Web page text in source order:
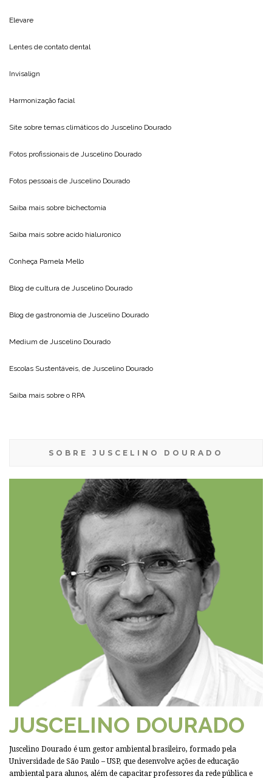
Elevare
Lentes de contato dental
Invisalign
Harmonização facial
Site sobre temas climáticos do Juscelino Dourado
Fotos profissionais de Juscelino Dourado
Fotos pessoais de Juscelino Dourado
Saiba mais sobre bichectomia
Saiba mais sobre acido hialuronico
Conheça Pamela Mello
Blog de cultura de Juscelino Dourado
Blog de gastronomia de Juscelino Dourado
Medium de Juscelino Dourado
Escolas Sustentáveis, de Juscelino Dourado
Saiba mais sobre o RPA
SOBRE JUSCELINO DOURADO
JUSCELINO DOURADO
Juscelino Dourado é um gestor ambiental brasileiro, formado pela
Universidade de São Paulo – USP, que desenvolve ações de educação
ambiental para alunos, além de capacitar professores da rede pública e